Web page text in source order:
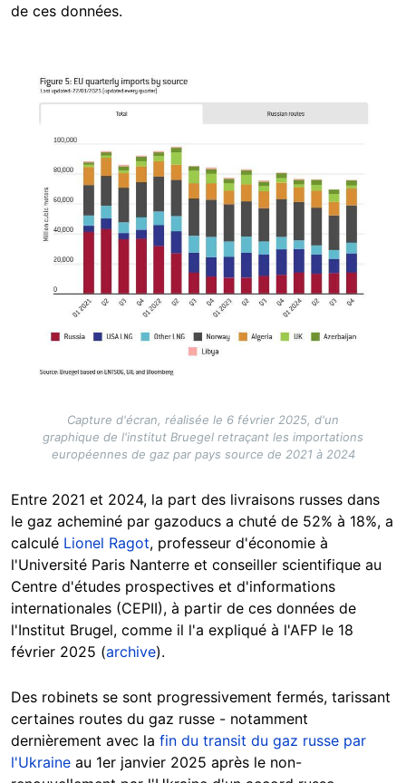
de ces données.
Image
Capture d'écran, réalisée le 6 février 2025, d'un
graphique de l'institut Bruegel retraçant les importations
européennes de gaz par pays source de 2021 à 2024
Entre 2021 et 2024, la part des livraisons russes dans
le gaz acheminé par gazoducs a chuté de 52% à 18%, a
calculé Lionel Ragot, professeur d'économie à
l'Université Paris Nanterre et conseiller scientifique au
Centre d'études prospectives et d'informations
internationales (CEPII), à partir de ces données de
l'Institut Brugel, comme il l'a expliqué à l'AFP le 18
février 2025 (archive).
Des robinets se sont progressivement fermés, tarissant
certaines routes du gaz russe - notamment
dernièrement avec la fin du transit du gaz russe par
l'Ukraine au 1er janvier 2025 après le non-